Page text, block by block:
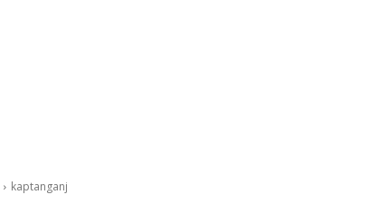
kaptanganj